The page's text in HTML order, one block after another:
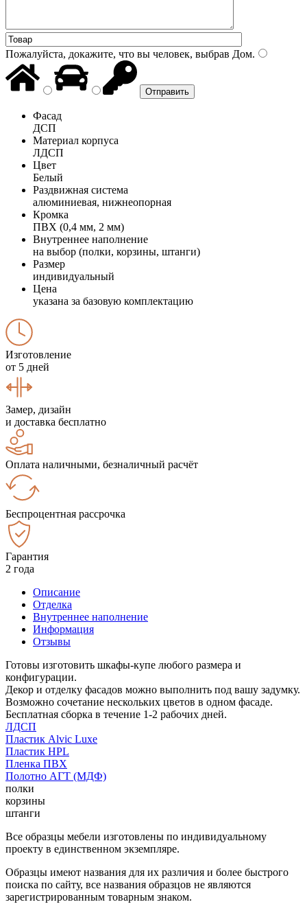
Пожалуйста, докажите, что вы человек, выбрав Дом.
Фасад
ДСП
Материал корпуса
ЛДСП
Цвет
Белый
Раздвижная система
алюминиевая, нижнеопорная
Кромка
ПВХ (0,4 мм, 2 мм)
Внутреннее наполнение
на выбор (полки, корзины, штанги)
Размер
индивидуальный
Цена
указана за базовую комплектацию
Изготовление
от 5 дней
Замер, дизайн
и доставка бесплатно
Оплата наличными, безналичный расчёт
Беспроцентная рассрочка
Гарантия
2 года
Описание
Отделка
Внутреннее наполнение
Информация
Отзывы
Готовы изготовить шкафы-купе любого размера и
конфигурации.
Декор и отделку фасадов можно выполнить под вашу задумку.
Возможно сочетание нескольких цветов в одном фасаде.
Бесплатная сборка в течение 1-2 рабочих дней.
ЛДСП
Пластик Alvic Luxe
Пластик HPL
Пленка ПВХ
Полотно АГТ (МДФ)
полки
корзины
штанги
Все образцы мебели изготовлены по индивидуальному
проекту в единственном экземпляре.
Образцы имеют названия для их различия и более быстрого
поиска по сайту, все названия образцов не являются
зарегистрированным товарным знаком.